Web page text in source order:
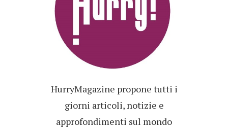
HurryMagazine propone tutti i
giorni articoli, notizie e
approfondimenti sul mondo